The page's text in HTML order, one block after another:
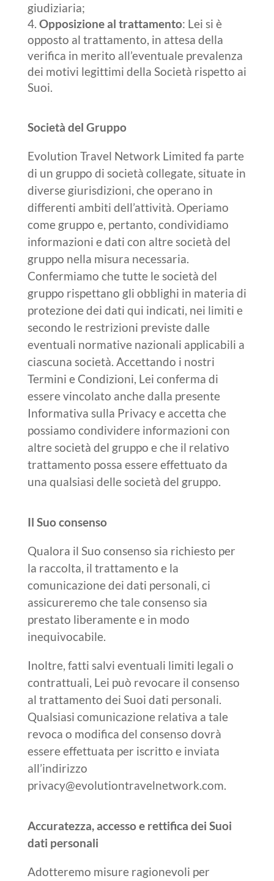
giudiziaria;
Opposizione al trattamento: Lei si è
opposto al trattamento, in attesa della
verifica in merito all’eventuale prevalenza
dei motivi legittimi della Società rispetto ai
Suoi.
Società del Gruppo
Evolution Travel Network Limited fa parte
di un gruppo di società collegate, situate in
diverse giurisdizioni, che operano in
differenti ambiti dell’attività. Operiamo
come gruppo e, pertanto, condividiamo
informazioni e dati con altre società del
gruppo nella misura necessaria.
Confermiamo che tutte le società del
gruppo rispettano gli obblighi in materia di
protezione dei dati qui indicati, nei limiti e
secondo le restrizioni previste dalle
eventuali normative nazionali applicabili a
ciascuna società. Accettando i nostri
Termini e Condizioni, Lei conferma di
essere vincolato anche dalla presente
Informativa sulla Privacy e accetta che
possiamo condividere informazioni con
altre società del gruppo e che il relativo
trattamento possa essere effettuato da
una qualsiasi delle società del gruppo.
Il Suo consenso
Qualora il Suo consenso sia richiesto per
la raccolta, il trattamento e la
comunicazione dei dati personali, ci
assicureremo che tale consenso sia
prestato liberamente e in modo
inequivocabile.
Inoltre, fatti salvi eventuali limiti legali o
contrattuali, Lei può revocare il consenso
al trattamento dei Suoi dati personali.
Qualsiasi comunicazione relativa a tale
revoca o modifica del consenso dovrà
essere effettuata per iscritto e inviata
all’indirizzo
privacy@evolutiontravelnetwork.com.
Accuratezza, accesso e rettifica dei Suoi
dati personali
Adotteremo misure ragionevoli per